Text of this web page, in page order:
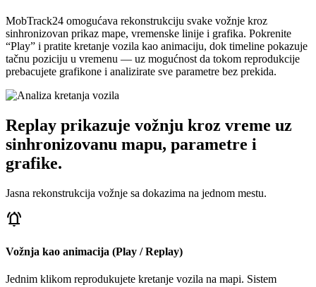
MobTrack24 omogućava rekonstrukciju svake vožnje kroz
sinhronizovan prikaz mape, vremenske linije i grafika. Pokrenite
“Play” i pratite kretanje vozila kao animaciju, dok timeline pokazuje
tačnu poziciju u vremenu — uz mogućnost da tokom reprodukcije
prebacujete grafikone i analizirate sve parametre bez prekida.
Replay prikazuje vožnju kroz vreme uz
sinhronizovanu mapu, parametre i
grafike.
Jasna rekonstrukcija vožnje sa dokazima na jednom mestu.
notifications_active
Vožnja kao animacija (Play / Replay)
Jednim klikom reprodukujete kretanje vozila na mapi. Sistem